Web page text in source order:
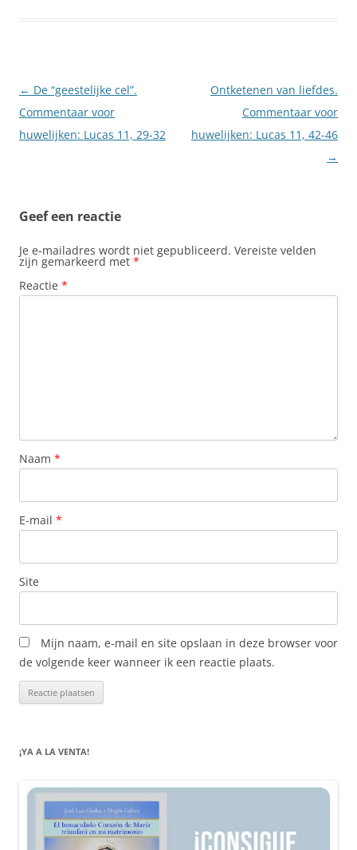
Berichtnavigatie
← De “geestelijke cel”.
Commentaar voor
huwelijken: Lucas 11, 29-32
Ontketenen van liefdes.
Commentaar voor
huwelijken: Lucas 11, 42-46
→
Geef een reactie
Je e-mailadres wordt niet gepubliceerd. Vereiste velden
zijn gemarkeerd met *
Reactie *
Naam *
E-mail *
Site
Mijn naam, e-mail en site opslaan in deze browser voor
de volgende keer wanneer ik een reactie plaats.
¡YA A LA VENTA!